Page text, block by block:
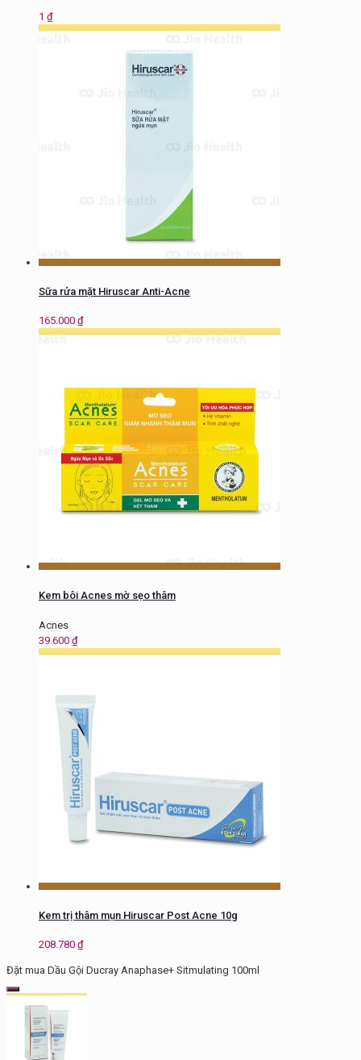
1 ₫
Sữa rửa mặt Hiruscar Anti-Acne
165.000 ₫
Kem bôi Acnes mờ sẹo thâm
Acnes
39.600 ₫
Kem trị thâm mụn Hiruscar Post Acne 10g
208.780 ₫
Đặt mua Dầu Gội Ducray Anaphase+ Sitmulating 100ml